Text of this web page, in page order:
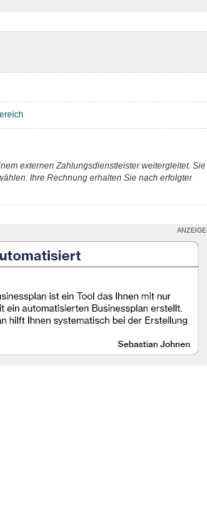
externen Zahlungsdienstleister weitergleitet. Sie
Ihre Rechnung erhalten Sie nach erfolgter
ANZEIGE